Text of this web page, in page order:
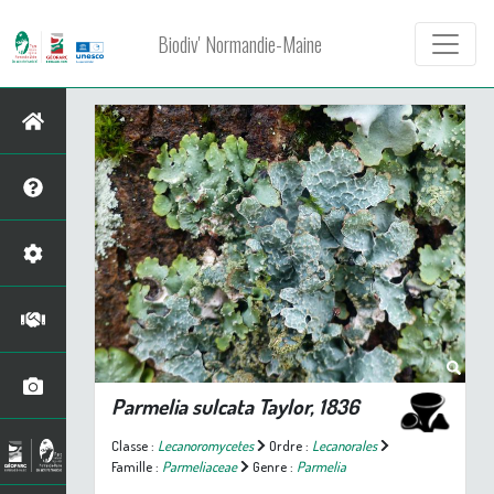
Biodiv' Normandie-Maine
Parmelia sulcataTaylor, 1836
Classe : Lecanoromycetes Ordre : Lecanorales
Famille : Parmeliaceae Genre : Parmelia